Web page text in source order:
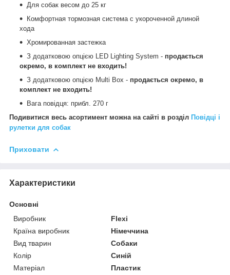
Для собак весом до 25 кг
Комфортная тормозная система с укороченной длиной
хода
Xромированная застежка
З додатковою опцією LED Lighting System - продається
окремо, в комплект не входить!
З додатковою опцією Multi Box - продається окремо, в
комплект не входить!
Вага повідця: прибл. 270 г
Подивитися весь асортимент можна на сайті в розділ Повідці і
рулетки для собак
Приховати
Характеристики
Основні
Виробник
Flexi
Країна виробник
Німеччина
Вид тварин
Собаки
Колір
Синій
Матеріал
Пластик